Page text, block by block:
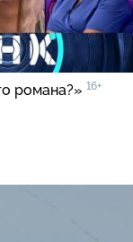
романа?» 16+